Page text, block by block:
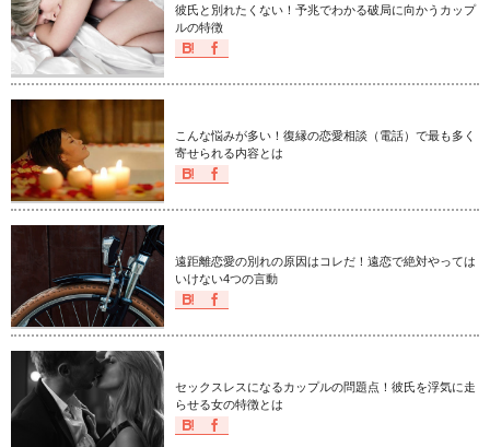
彼氏と別れたくない！予兆でわかる破局に向かうカップ
ルの特徴
こんな悩みが多い！復縁の恋愛相談（電話）で最も多く
寄せられる内容とは
遠距離恋愛の別れの原因はコレだ！遠恋で絶対やっては
いけない4つの言動
セックスレスになるカップルの問題点！彼氏を浮気に走
らせる女の特徴とは